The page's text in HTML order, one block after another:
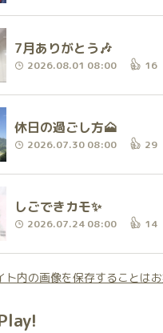
7月ありがとう🎶
2026.08.01 08:00 16
休日の過ごし方🗻
2026.07.30 08:00 29
しごできカモ✨
2026.07.24 08:00 14
ト内の画像を保存することは